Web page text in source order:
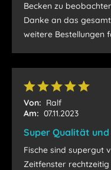
Becken zu
Danke an das
weitere Bestellungen
Von: Ralf
Am: 07.11.2023
Super Qualität
Fische sind supergut
Zeitfenster